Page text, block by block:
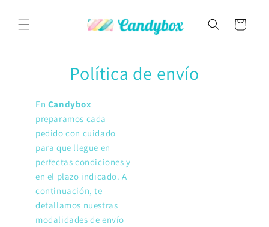
al contenido
Carrito
Política de envío
En Candybox
preparamos cada
pedido con cuidado
para que llegue en
perfectas condiciones y
en el plazo indicado. A
continuación, te
detallamos nuestras
modalidades de envío